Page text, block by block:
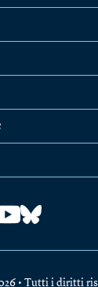
• Tutti i diritti